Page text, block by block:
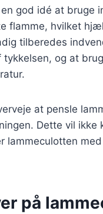
god idé at bruge
flamme, hvilket
tilberedes
og at
at pensle
Dette vil ikke
lammeculotten
på